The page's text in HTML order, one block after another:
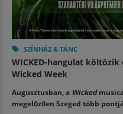
SZÍNHÁZ & TÁNC
WICKED-hangulat költözik
Wicked Week
Augusztusban, a Wicked
megelőzően Szeged több